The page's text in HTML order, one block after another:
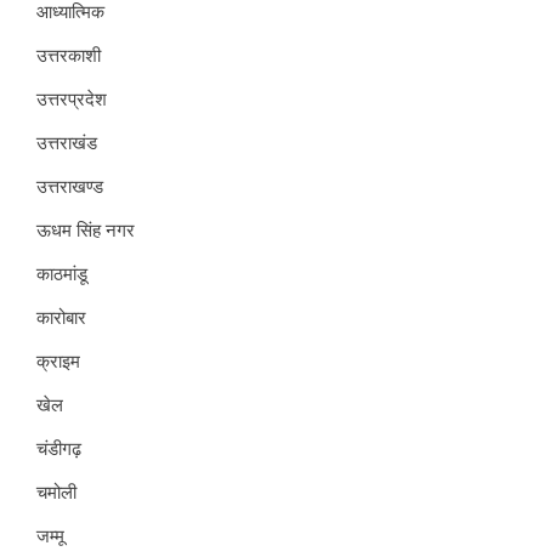
आध्यात्मिक
उत्तरकाशी
उत्तरप्रदेश
उत्तराखंड
उत्तराखण्ड
ऊधम सिंह नगर
काठमांडू
कारोबार
क्राइम
खेल
चंडीगढ़
चमोली
जम्मू